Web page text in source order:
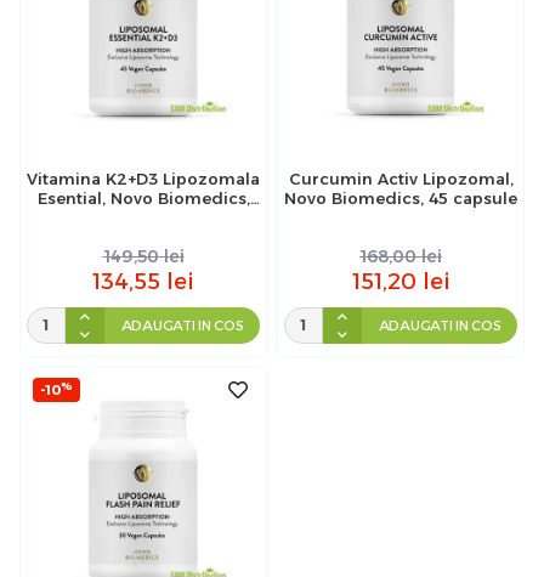
Vitamina K2+D3 Lipozomala
Esential, Novo Biomedics,
149,50 lei
134,55 lei
ADAUGATI IN COS
Curcumin Activ Lipozomal,
Novo Biomedics, 45 capsule
168,00 lei
151,20 lei
ADAUGATI IN COS
-10%